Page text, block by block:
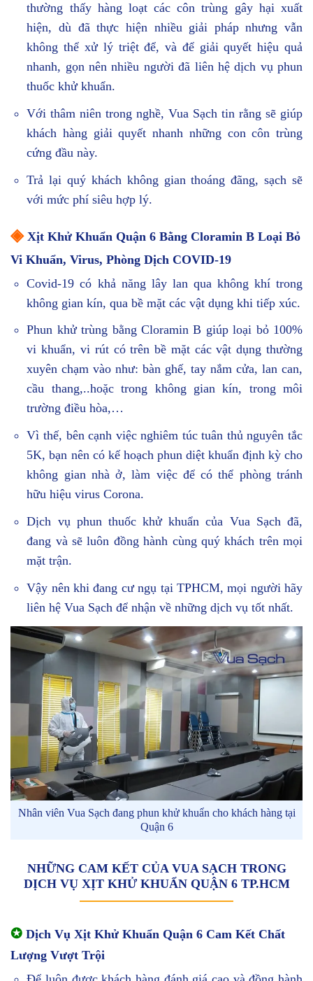
thường thấy hàng loạt các côn trùng gây hại xuất
hiện, dù đã thực hiện nhiều giải pháp nhưng vẫn
không thể xử lý triệt để, và để giải quyết hiệu quả
nhanh, gọn nên nhiều người đã liên hệ dịch vụ phun
thuốc khử khuẩn.
Với thâm niên trong nghề, Vua Sạch tin rằng sẽ giúp
khách hàng giải quyết nhanh những con côn trùng
cứng đầu này.
Trả lại quý khách không gian thoáng đãng, sạch sẽ
với mức phí siêu hợp lý.
◈ Xịt Khử Khuẩn Quận 6 Bằng Cloramin B Loại Bỏ
Vi Khuẩn, Virus, Phòng Dịch COVID-19
Covid-19 có khả năng lây lan qua không khí trong
không gian kín, qua bề mặt các vật dụng khi tiếp xúc.
Phun khử trùng bằng Cloramin B giúp loại bỏ 100%
vi khuẩn, vi rút có trên bề mặt các vật dụng thường
xuyên chạm vào như: bàn ghế, tay nắm cửa, lan can,
cầu thang,..hoặc trong không gian kín, trong môi
trường điều hòa,…
Vì thế, bên cạnh việc nghiêm túc tuân thủ nguyên tắc
5K, bạn nên có kế hoạch phun diệt khuẩn định kỳ cho
không gian nhà ở, làm việc để có thể phòng tránh
hữu hiệu virus Corona.
Dịch vụ phun thuốc khử khuẩn của Vua Sạch đã,
đang và sẽ luôn đồng hành cùng quý khách trên mọi
mặt trận.
Vậy nên khi đang cư ngụ tại TPHCM, mọi người hãy
liên hệ Vua Sạch để nhận về những dịch vụ tốt nhất.
Nhân viên Vua Sạch đang phun khử khuẩn cho khách hàng tại
Quận 6
NHỮNG CAM KẾT CỦA VUA SẠCH TRONG
DỊCH VỤ XỊT KHỬ KHUẨN QUẬN 6 TP.HCM
✪ Dịch Vụ Xịt Khử Khuẩn Quận 6 Cam Kết Chất
Lượng Vượt Trội